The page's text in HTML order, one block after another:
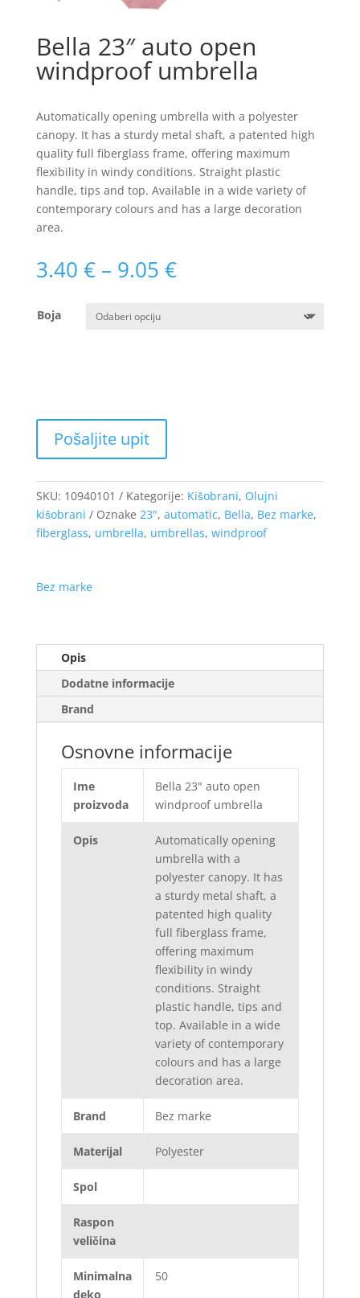
Bella 23″ auto open
windproof umbrella
Automatically opening umbrella with a polyester
canopy. It has a sturdy metal shaft, a patented high
quality full fiberglass frame, offering maximum
flexibility in windy conditions. Straight plastic
handle, tips and top. Available in a wide variety of
contemporary colours and has a large decoration
area.
3.40 € – 9.05 €Raspon
cijena:
Boja
SKU: 10940101 Kategorije: Kišobrani, Olujni
kišobrani
Oznake 23", automatic, Bella, Bez marke,
fiberglass, umbrella, umbrellas, windproof
Bez marke
Opis
Dodatne informacije
Brand
Osnovne informacije
Ime
proizvoda
Bella 23" auto open
windproof umbrella
Opis
Automatically opening
umbrella with a
polyester canopy. It has
a sturdy metal shaft, a
patented high quality
full fiberglass frame,
offering maximum
flexibility in windy
conditions. Straight
plastic handle, tips and
top. Available in a wide
variety of contemporary
colours and has a large
decoration area.
Brand Bez marke
Materijal Polyester
Spol
Raspon
veličina
Minimalna
deko
50